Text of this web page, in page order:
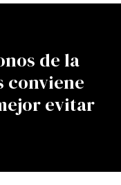
de la
conviene
evitar